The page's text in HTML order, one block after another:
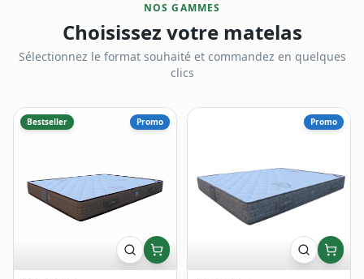
NOS GAMMES
Choisissez votre matelas
Sélectionnez le format souhaité et commandez en quelques
clics
Bestseller Promo Promo